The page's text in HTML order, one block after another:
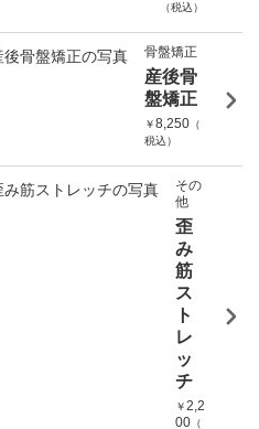
（税込）
骨盤矯正
産後骨
盤矯正
￥8,250 （
税込）
その
他
歪
み
筋
ス
ト
レ
ッ
チ
￥2,2
00 （